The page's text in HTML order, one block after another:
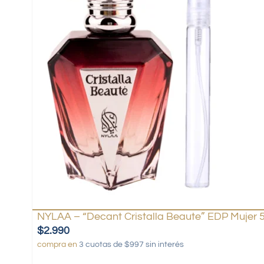
NYLAA – “Decant Cristalla Beaute” EDP Mujer
$2.990
compra en 3 cuotas de $997 sin interés